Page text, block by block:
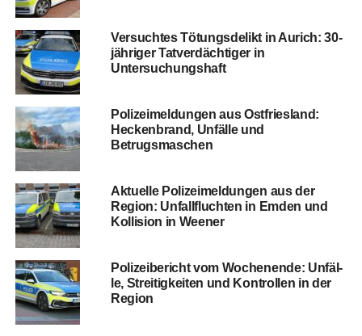
Ver­such­tes Tötungs­de­likt in Aurich: 30-
jäh­ri­ger Tat­ver­däch­ti­ger in
Untersuchungshaft
Poli­zei­mel­dun­gen aus Ost­fries­land:
Hecken­brand, Unfäl­le und
Betrugsmaschen
Aktu­el­le Poli­zei­mel­dun­gen aus der
Regi­on: Unfall­fluch­ten in Emden und
Kol­li­si­on in Weener
Poli­zei­be­richt vom Wochen­en­de: Unfäl­
le, Strei­tig­kei­ten und Kon­trol­len in der
Region